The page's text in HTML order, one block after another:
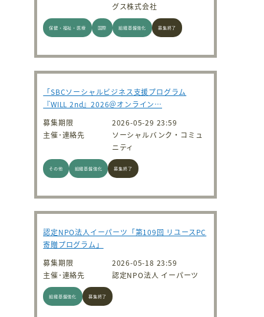
グス株式会社
保健・福祉・医療 国際 組織基盤強化 募集終了
「SBCソーシャルビジネス支援プログラム
『WILL 2nd』2026＠オンライン…
募集期限
2026-05-29 23:59
主催･連絡先
ソーシャルバンク・コミュ
ニティ
その他 組織基盤強化 募集終了
認定NPO法人イーパーツ「第109回 リユースPC
寄贈プログラム」
募集期限
2026-05-18 23:59
主催･連絡先
認定NPO法人 イーパーツ
組織基盤強化 募集終了